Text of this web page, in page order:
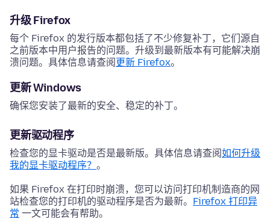
升级 Firefox
每个 Firefox 的发行版本都包括了不少修复补丁，它们源自
之前版本中用户报告的问题。升级到最新版本有可能解决崩
溃问题。具体信息请查阅 更新 Firefox。
更新 Windows
确保您安装了最新的安全、稳定的补丁。
更新驱动程序
检查您的显卡驱动是否是最新版。具体信息请查阅如何升级
我的显卡驱动程序？ 。
如果 Firefox 在打印时崩溃，您可以访问打印机制造商的网
站检查您的打印机的驱动程序是否为最新。 Firefox 打印异
常 一文可能会有帮助。